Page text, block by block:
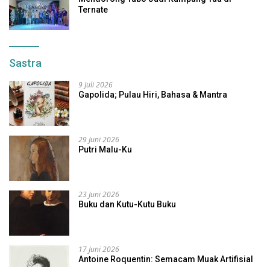
Ternate
Sastra
9 Juli 2026
Gapolida; Pulau Hiri, Bahasa & Mantra
29 Juni 2026
Putri Malu-Ku
23 Juni 2026
Buku dan Kutu-Kutu Buku
17 Juni 2026
Antoine Roquentin: Semacam Muak Artifisial